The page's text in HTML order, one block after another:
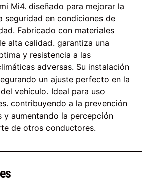
Mi4. diseñado para mejorar la
seguridad en condiciones de
Fabricado con materiales
alta calidad. garantiza una
y resistencia a las
adversas. Su instalación
un ajuste perfecto en la
vehículo. Ideal para uso
contribuyendo a la prevención
y aumentando la percepción
de otros conductores.